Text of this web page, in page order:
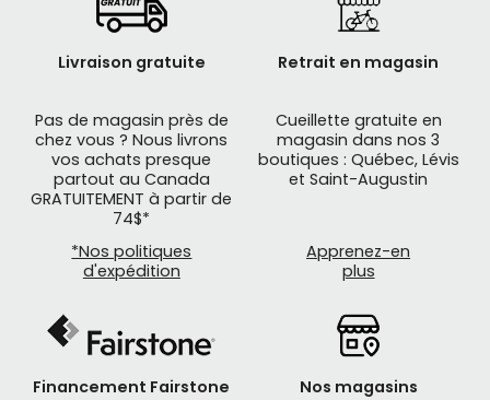
Livraison gratuite
Pas de magasin près de
chez vous ? Nous livrons
vos achats presque
partout au Canada
GRATUITEMENT à partir de
74$*
*Nos politiques
d'expédition
Retrait en magasin
Cueillette gratuite en
magasin dans nos 3
boutiques : Québec, Lévis
et Saint-Augustin
Apprenez-en
plus
Financement Fairstone Nos magasins